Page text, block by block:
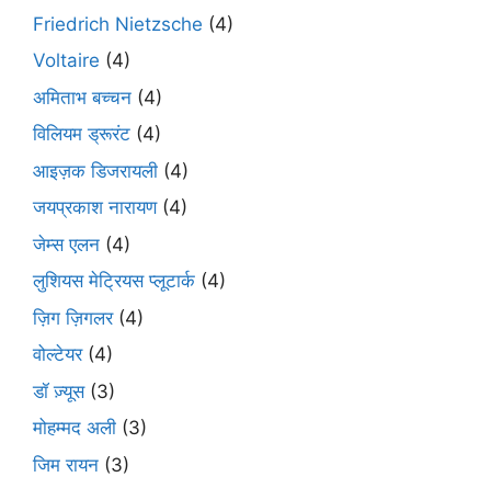
Friedrich Nietzsche (4)
Voltaire (4)
अमिताभ बच्चन (4)
विलियम ड्रूरंट (4)
आइज़क डिजरायली (4)
जयप्रकाश नारायण(4)
जेम्स एलन (4)
लुशियस मेट्रियस प्लूटार्क (4)
ज़िग ज़िगलर(4)
वोल्टेयर(4)
डॉ ज़्यूस(3)
मोहम्मद अली (3)
जिम रायन (3)